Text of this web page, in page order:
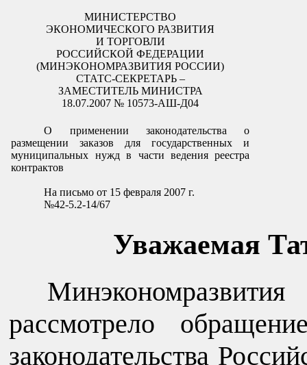
МИНИСТЕРСТВО
ЭКОНОМИЧЕСКОГО РАЗВИТИЯ
И ТОРГОВЛИ
РОССИЙСКОЙ ФЕДЕРАЦИИ
(МИНЭКОНОМРАЗВИТИЯ РОССИИ)
СТАТС-СЕКРЕТАРЬ –
ЗАМЕСТИТЕЛЬ МИНИСТРА
18.07.2007 № 10573-АШ-Д04
О применении законодательства о
размещении заказов для государственных и
муниципальных нужд в части ведения реестра
контрактов
На письмо от 15 февраля 2007 г.
№42-5.2-14/67
Уважаемая
рассмотрело
законодательства